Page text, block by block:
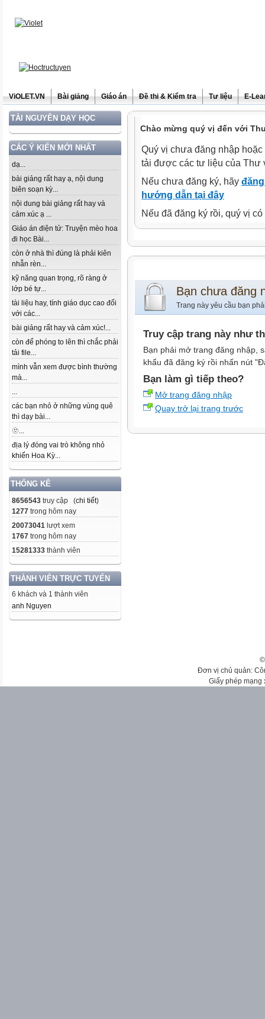
ViOLET.VN Bài giảng Giáo án Đề thi & Kiểm tra Tư liệu E-
TÀI NGUYÊN DẠY HỌC
CÁC Ý KIẾN MỚI NHẤT
dạ...
bài giảng rất hay ạ, nội dung
biên soạn kỳ...
nội dung bài giảng rất hay và
cảm xúc ạ ...
Giáo án điện tử: Truyện mèo hoa
đi học Bài...
còn ở nhà thì đúng là phải kiên
nhẫn rèn...
kỹ năng quan trọng, rõ ràng ở
lớp bé tự...
tài liệu hay, tính giáo dục cao đối
với các...
bài giảng rất hay và cảm xúc!...
còn để phóng to lên thì chắc phải
tải file...
mình vẫn xem được bình thường
mà...
...
các bạn nhỏ ở những vùng quê
thì dạy bài...
🫥...
địa lý đóng vai trò không nhỏ
khiến Hoa Kỳ...
THỐNG KÊ
8656543 truy cập (chi tiết)
1277 trong hôm nay
20073041 lượt xem
1767 trong hôm nay
15281333 thành viên
THÀNH VIÊN TRỰC TUYẾN
6 khách và 1 thành viên
anh Nguyen
Chào mừng quý vị đến với
Quý vị chưa đăng nhập
tải được các tư liệu của Thư
Nếu chưa đăng ký, hãy
hướng dẫn tại đây
Nếu đã đăng ký rồi, quý vị
Bạn chưa đăng
Trang này yêu cầu bạn
Truy cập trang này như
Bạn phải mở trang đăng nhập,
khẩu đã đăng ký rồi nhấn nút
Bạn làm gì tiếp theo?
Mở trang đăng nhập
Quay trở lại trang trước
Đơn vị chủ quản:
Giấy phép mạng